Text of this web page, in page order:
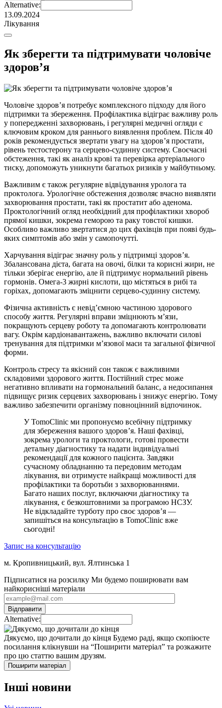
Alternative:
13.09.2024
Лікування
Як зберегти та підтримувати чоловіче
здоров’я
Чоловіче здоров’я потребує комплексного підходу для його
підтримки та збереження. Профілактика відіграє важливу роль
у попередженні захворювань, і регулярні медичні огляди є
ключовим кроком для раннього виявлення проблем. Після 40
років рекомендується звертати увагу на здоров’я простати,
рівень тестостерону та серцево-судинну систему. Своєчасні
обстеження, такі як аналіз крові та перевірка артеріального
тиску, допоможуть уникнути багатьох ризиків у майбутньому.
Важливим є також регулярне відвідування уролога та
проктолога. Урологічне обстеження дозволяє вчасно виявляти
захворювання простати, такі як простатит або аденома.
Проктологічний огляд необхідний для профілактики хвороб
прямої кишки, зокрема геморою та раку товстої кишки.
Особливо важливо звертатися до цих фахівців при появі будь-
яких симптомів або змін у самопочутті.
Харчування відіграє значну роль у підтримці здоров’я.
Збалансована дієта, багата на овочі, білки та корисні жири, не
тільки зберігає енергію, але й підтримує нормальний рівень
гормонів. Омега-3 жирні кислоти, що містяться в рибі та
горіхах, допомагають зміцнити серцево-судинну систему.
Фізична активність є невід’ємною частиною здорового
способу життя. Регулярні вправи зміцнюють м’язи,
покращують серцеву роботу та допомагають контролювати
вагу. Окрім кардіонавантажень, важливо включати силові
тренування для підтримки м’язової маси та загальної фізичної
форми.
Контроль стресу та якісний сон також є важливими
складовими здорового життя. Постійний стрес може
негативно впливати на гормональний баланс, а недосипання
підвищує ризик серцевих захворювань і знижує енергію. Тому
важливо забезпечити організму повноцінний відпочинок.
У TomoClinic ми пропонуємо всебічну підтримку
для збереження вашого здоров’я. Наші фахівці,
зокрема урологи та проктологи, готові провести
детальну діагностику та надати індивідуальні
рекомендації для кожного пацієнта. Завдяки
сучасному обладнанню та передовим методам
лікування, ви отримуєте найкращі можливості для
профілактики та боротьби з захворюваннями.
Багато наших послуг, включаючи діагностику та
лікування, є безкоштовними за програмою НСЗУ.
Не відкладайте турботу про своє здоров’я —
запишіться на консультацію в TomoClinic вже
сьогодні!
Запис на консультацію
м. Кропивницький, вул. Ялтинська 1
Підписатися на розсилку Ми будемо поширювати вам
найкорисніші матеріали
Alternative:
Дякуємо, що дочитали до кінця Будемо раді, якщо скопіюєте
посилання клікнувши на “Поширити матеріал” та розкажите
про цю статтю вашим друзям.
Поширити матеріал
Інші новини